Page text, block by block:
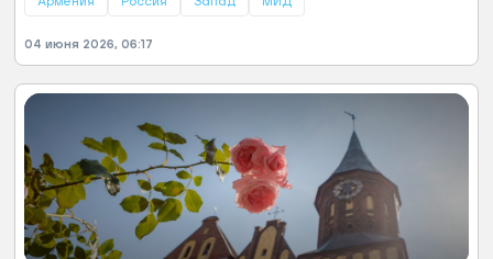
04 июня 2026, 06:17